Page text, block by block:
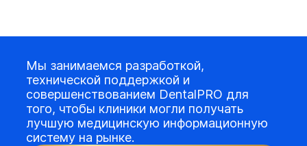
Мы занимаемся разработкой,
технической поддержкой и
совершенствованием DentalPRO для
того, чтобы клиники могли получать
лучшую медицинскую информационную
систему на рынке.